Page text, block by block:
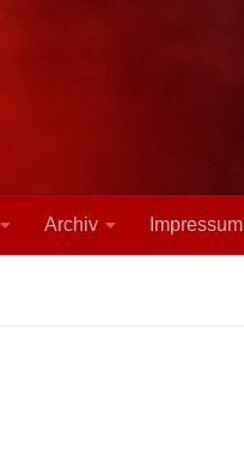
Archiv Impressum